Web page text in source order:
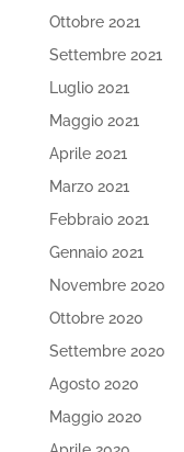
Ottobre 2021
Settembre 2021
Luglio 2021
Maggio 2021
Aprile 2021
Marzo 2021
Febbraio 2021
Gennaio 2021
Novembre 2020
Ottobre 2020
Settembre 2020
Agosto 2020
Maggio 2020